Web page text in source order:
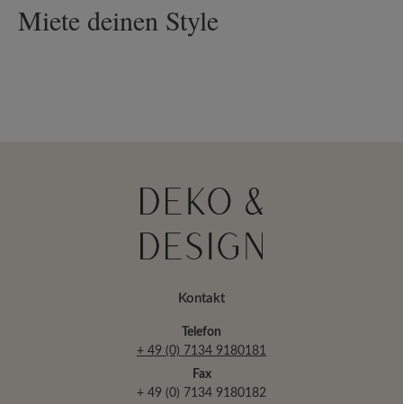
Miete deinen Style
Kontakt
Telefon
+ 49 (0) 7134 9180181
Fax
+ 49 (0) 7134 9180182